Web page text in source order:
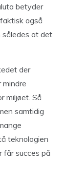
betyder
også
at det
der
mindre
miljøet. Så
samtidig
teknologien
får succes på